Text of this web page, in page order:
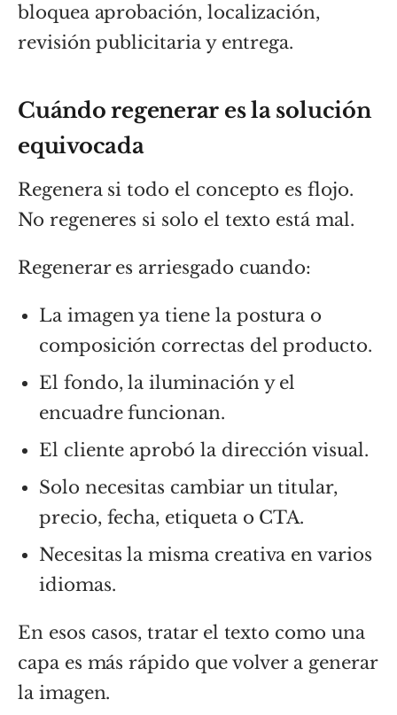
bloquea aprobación, localización,
revisión publicitaria y entrega.
Cuándo regenerar es la solución
equivocada
Regenera si todo el concepto es flojo.
No regeneres si solo el texto está mal.
Regenerar es arriesgado cuando:
La imagen ya tiene la postura o
composición correctas del producto.
El fondo, la iluminación y el
encuadre funcionan.
El cliente aprobó la dirección visual.
Solo necesitas cambiar un titular,
precio, fecha, etiqueta o CTA.
Necesitas la misma creativa en varios
idiomas.
En esos casos, tratar el texto como una
capa es más rápido que volver a generar
la imagen.